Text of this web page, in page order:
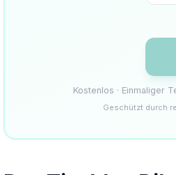
Kostenlos · Einmaliger
Geschützt durch